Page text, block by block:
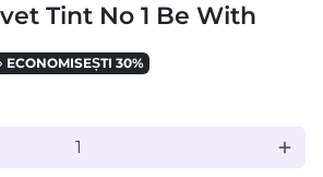
Tint No 1 Be With
ECONOMISEȘTI 30%
add